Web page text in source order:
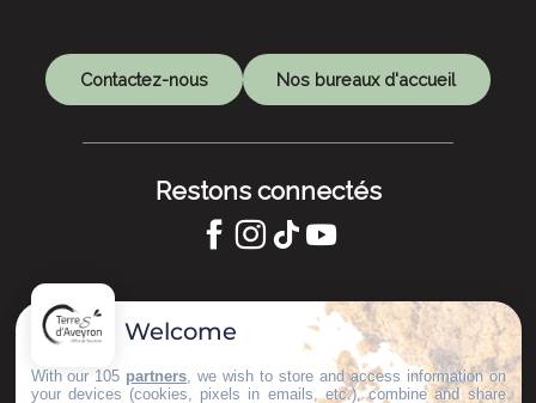
Contactez-nous Nos bureaux d'accueil
Restons connectés
GARDONS LE CONTACT !
S'inscrire à la newsletter
Welcome
With our 105 partners , we wish to store and access information on
your devices (cookies, pixels in emails, etc.), combine and share